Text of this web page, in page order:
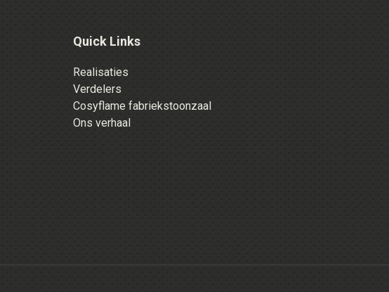
Quick Links
Realisaties
Verdelers
Cosyflame fabriekstoonzaal
Ons verhaal